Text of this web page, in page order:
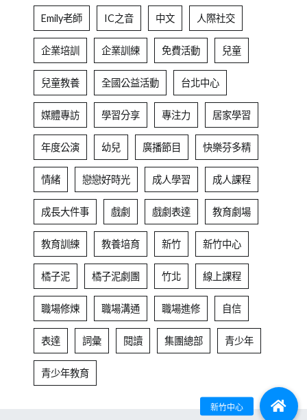
Emily老師 IC之音 中文 人際社交
企業培訓 企業訓練 免費活動 兒童
兒童教養 全國公益活動 台北中心
媒體專訪 學習分享 專注力 居家學習
年度公演 幼兒 廣播節目 快樂芬多精
情緒 戀戀好時光 成人學習 成人課程
成長大件事 戲劇 戲劇表達 教育劇場
教育訓練 教養培育 新竹 新竹中心
橘子泥 橘子泥劇團 竹北 線上課程
職場修煉 職場溝通 職場進修 自信
表達 詞彙 閱讀 集團總部 青少年
青少年教育